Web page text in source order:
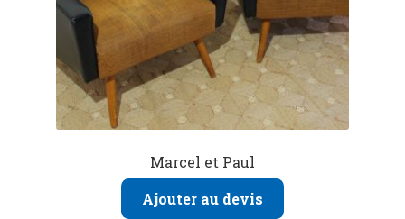
Marcel et Paul
Ajouter au devis